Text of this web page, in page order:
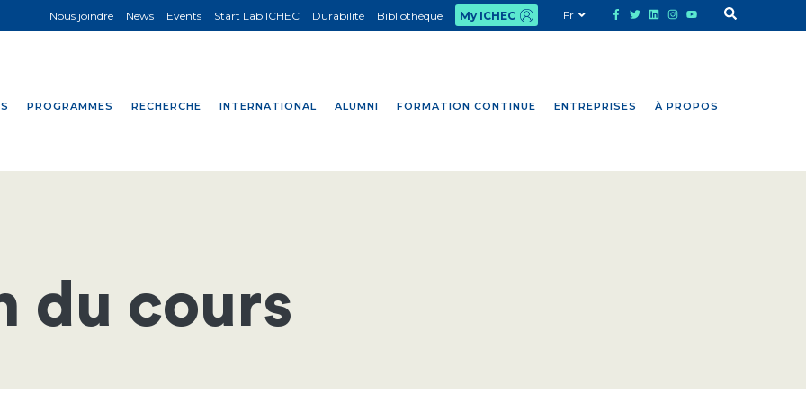
PROGRAMMES RECHERCHE INTERNATIONAL ALUMNI FORMATION CONTINUE ENTREPRISES À PROPOS
Nous joindre News Events Start Lab ICHEC Durabilité Bibliothèque My ICHEC Fr
du cours